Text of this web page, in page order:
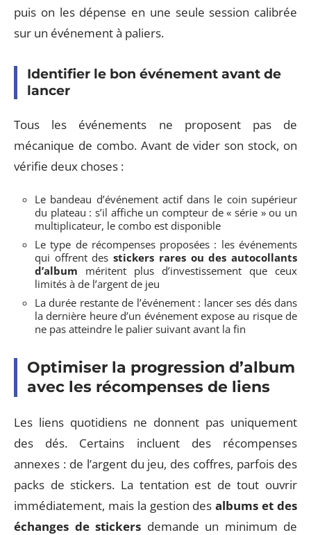
puis on les dépense en une seule session calibrée
sur un événement à paliers.
Identifier le bon événement avant de
lancer
Tous les événements ne proposent pas de
mécanique de combo. Avant de vider son stock, on
vérifie deux choses :
Le bandeau d’événement actif dans le coin supérieur
du plateau : s’il affiche un compteur de « série » ou un
multiplicateur, le combo est disponible
Le type de récompenses proposées : les événements
qui offrent desstickers rares ou des autocollants
d’album méritent plus d’investissement que ceux
limités à de l’argent de jeu
La durée restante de l’événement : lancer ses dés dans
la dernière heure d’un événement expose au risque de
ne pas atteindre le palier suivant avant la fin
Optimiser la progression d’album
avec les récompenses de liens
Les liens quotidiens ne donnent pas uniquement
des dés. Certains incluent des récompenses
annexes : de l’argent du jeu, des coffres, parfois des
packs de stickers. La tentation est de tout ouvrir
immédiatement, mais la gestion desalbums et des
échanges de stickers demande un minimum de